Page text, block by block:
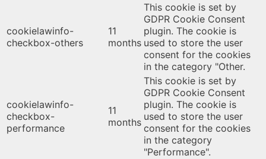
cookielawinfo-
checkbox-others
11
months
This cookie is set by
GDPR Cookie Consent
plugin. The cookie is
used to store the user
consent for the cookies
in the category "Other.
cookielawinfo-
checkbox-
performance
11
months
This cookie is set by
GDPR Cookie Consent
plugin. The cookie is
used to store the user
consent for the cookies
in the category
"Performance".